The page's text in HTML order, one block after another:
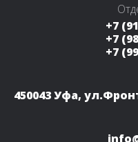
+7
+7
+7
450043 Уфа,